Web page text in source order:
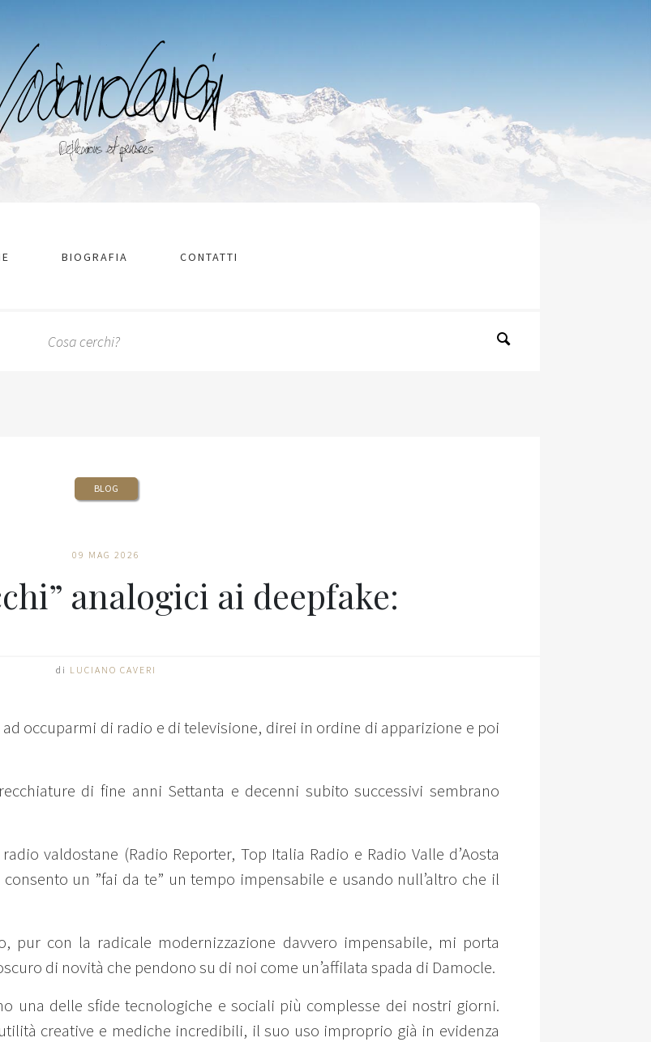
BIOGRAFIA CONTATTI
BLOG
09 MAG 2026
analogici ai deepfake:
di LUCIANO CAVERI
occuparmi di radio e di televisione, direi in ordine di apparizione e poi
di fine anni Settanta e decenni subito successivi sembrano
valdostane (Radio Reporter, Top Italia Radio e Radio Valle d’Aosta
un ”fai da te” un tempo impensabile e usando null’altro che il
pur con la radicale modernizzazione davvero impensabile, mi porta
di novità che pendono su di noi come un’affilata spada di Damocle.
una delle sfide tecnologiche e sociali più complesse dei nostri giorni.
creative e mediche incredibili, il suo uso improprio già in evidenza